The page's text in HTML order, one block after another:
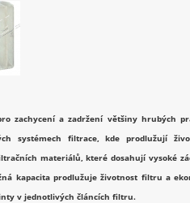
zachycení a zadržení většiny hrubých
systémech filtrace, kde prodlužují
materiálů, které dosahují vysoké
kapacita prodlužuje životnost filtru a
v jednotlivých článcích filtru.